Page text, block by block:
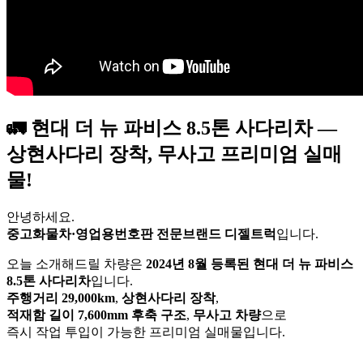
🚛 현대 더 뉴 파비스 8.5톤 사다리차 —
상현사다리 장착, 무사고 프리미엄 실매
물!
안녕하세요.
중고화물차·영업용번호판 전문브랜드 디젤트럭 입니다.
오늘 소개해드릴 차량은 2024년 8월 등록된 현대 더 뉴 파비스
8.5톤 사다리차입니다.
주행거리 29,000km, 상현사다리 장착,
적재함 길이 7,600mm 후축 구조, 무사고 차량으로
즉시 작업 투입이 가능한 프리미엄 실매물입니다.